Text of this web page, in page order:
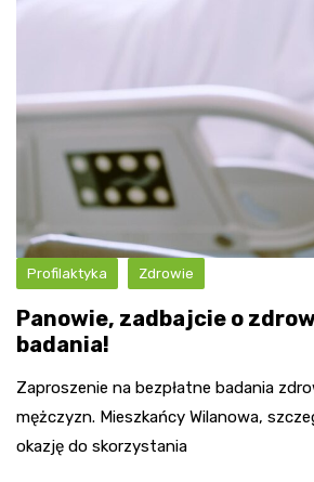
Profilaktyka Zdrowie
Panowie, zadbajcie o
badania!
Zaproszenie na bezpłatne badania
mężczyzn. Mieszkańcy Wilanowa,
okazję do skorzystania